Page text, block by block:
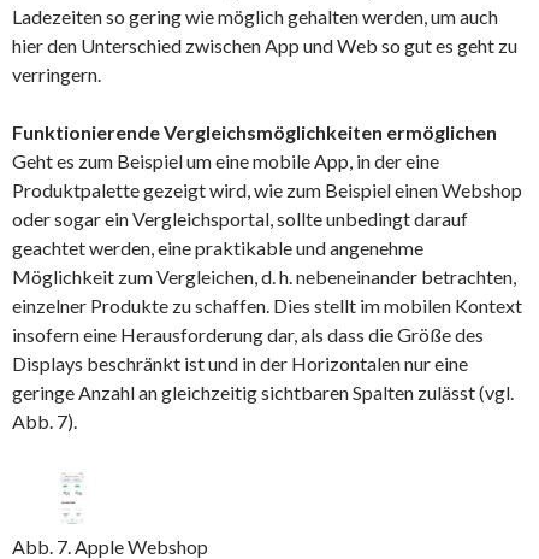
Ladezeiten so gering wie möglich gehalten werden, um auch
hier den Unterschied zwischen App und Web so gut es geht zu
verringern.
Funktionierende Vergleichsmöglichkeiten ermöglichen
Geht es zum Beispiel um eine mobile App, in der eine
Produktpalette gezeigt wird, wie zum Beispiel einen Webshop
oder sogar ein Vergleichsportal, sollte unbedingt darauf
geachtet werden, eine praktikable und angenehme
Möglichkeit zum Vergleichen, d. h. nebeneinander betrachten,
einzelner Produkte zu schaffen. Dies stellt im mobilen Kontext
insofern eine Herausforderung dar, als dass die Größe des
Displays beschränkt ist und in der Horizontalen nur eine
geringe Anzahl an gleichzeitig sichtbaren Spalten zulässt (vgl.
Abb. 7).
Abb. 7. Apple Webshop